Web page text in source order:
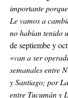
importante
Le vamos a
no habían tenido
de septiembe y
«van a ser
semanales entre
y Santiago; por
entre Tucumán y